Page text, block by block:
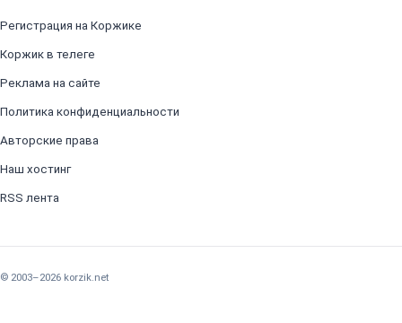
Регистрация на Коржике
Коржик в телеге
Реклама на сайте
Политика конфиденциальности
Авторские права
Наш хостинг
RSS лента
© 2003–2026 korzik.net